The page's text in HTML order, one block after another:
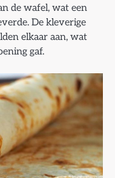
de wafel, wat een
De kleverige
elkaar aan, wat
gaf.